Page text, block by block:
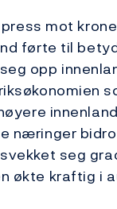
mot
førte til
opp
næringer
seg
økte kraftig i